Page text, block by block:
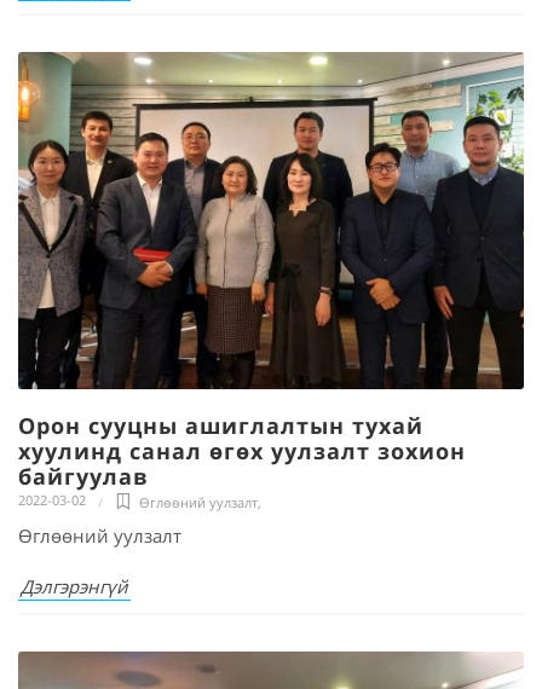
Орон сууцны ашиглалтын тухай
хуулинд санал өгөх уулзалт зохион
байгуулав
2022-03-02 Өглөөний уулзалт,
Өглөөний уулзалт
Дэлгэрэнгүй